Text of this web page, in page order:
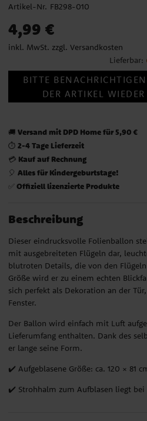
Artikel-Nr. FB298-010
Preis:4,99 €
4,99 €
inkl. MwSt. zzgl. Versandkosten
Lieferbar:
BITTE
DER ARTIKEL
🚚 Versand mit DPD Home für 5,90 €
⏱️ 2-4 Tage Lieferzeit
💳 Kauf auf Rechnung
🎈 Alles für Kindergeburtstage!
✅ Offiziell lizenzierte Produkte
Beschreibung
Dieser eindrucksvolle Folienballon
mit ausgebreiteten Flügeln dar,
blutroten Details, die von den
Größe wird er zu einem echten
sich perfekt als Dekoration an der
Fenster.
Der Ballon wird einfach mit Luft
Lieferumfang enthalten. Dank des
er lange seine Form.
✔️ Aufgeblasene Größe: ca. 120 × 81
✔️ Strohhalm zum Aufblasen liegt bei